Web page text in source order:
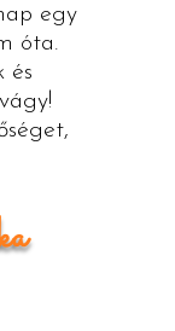
egy
óta.
és